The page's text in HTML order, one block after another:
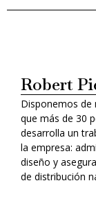
Robert
Disponemos de
que más de 30
desarrolla un
la empresa:
diseño y
de distribución